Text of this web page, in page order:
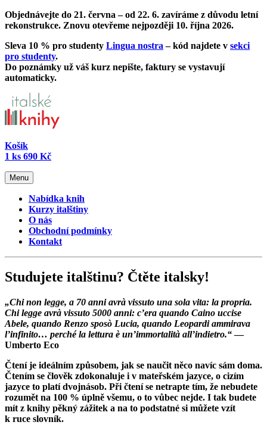
Objednávejte do 21. června – od 22. 6. zavíráme z důvodu letní
rekonstrukce. Znovu otevřeme nejpozději 10. října 2026.
Sleva 10 % pro studenty Lingua nostra – kód najdete v sekci
pro studenty.
Do poznámky už váš kurz nepište, faktury se vystavují
automaticky.
Košík
1 ks 690 Kč
Menu
Nabídka knih
Kurzy italštiny
O nás
Obchodní podmínky
Kontakt
Studujete italštinu? Čtěte italsky!
„Chi non legge, a 70 anni avrà vissuto una sola vita: la propria.
Chi legge avrà vissuto 5000 anni: c’era quando Caino uccise
Abele, quando Renzo sposò Lucia, quando Leopardi ammirava
l’infinito… perché la lettura è un’immortalità all’indietro.“—
Umberto Eco
Čtení je ideálním způsobem, jak se naučit něco navíc sám doma.
Čtením se člověk zdokonaluje i v mateřském jazyce, o cizím
jazyce to platí dvojnásob. Při čtení se netrapte tím, že nebudete
rozumět na 100 % úplně všemu, o to vůbec nejde. I tak budete
mít z knihy pěkný zážitek a na to podstatné si můžete vzít
k ruce slovník.